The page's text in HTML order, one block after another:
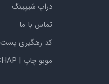
دراپ شیپینگ
تماس با ما
کد رهگیری پست
موبو چاپ | MOBOCHAP